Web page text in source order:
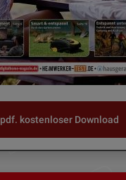
pdf. kostenloser Download